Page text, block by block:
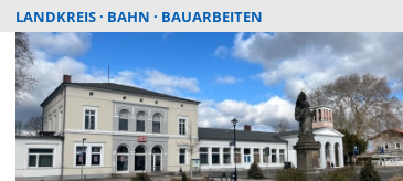
LANDKREIS BAHN BAUARBEITEN